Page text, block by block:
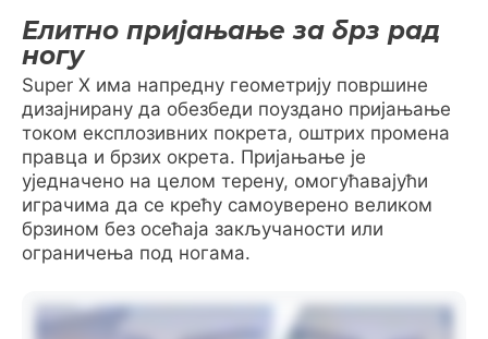
Елитно пријањање за брз рад
ногу
Super X има напредну геометрију површине
дизајнирану да обезбеди поуздано пријањање
током експлозивних покрета, оштрих промена
правца и брзих окрета. Пријањање је
уједначено на целом терену, омогућавајући
играчима да се крећу самоуверено великом
брзином без осећаја закључаности или
ограничења под ногама.